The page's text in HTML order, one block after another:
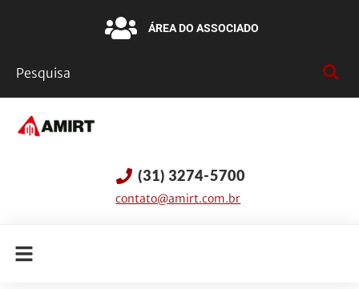
ÁREA DO ASSOCIADO
(31) 3274-5700
contato@amirt.com.br